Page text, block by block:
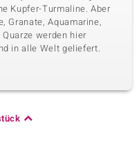
Kupfer-Turmaline. Aber
Granate, Aquamarine,
werden hier
in alle Welt geliefert.